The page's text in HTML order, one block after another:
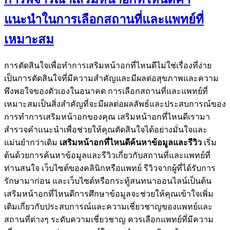
แนะนำในการเลือกสถานที่และแพทย์ที่
เหมาะสม
การตัดสินใจเพื่อทำการเสริมหน้าอกที่ไหนดีไม่ใช่เรื่องที่ง่าย
เป็นการตัดสินใจที่มีความสำคัญและมีผลต่อสุขภาพและความ
พึงพอใจของตัวเองในอนาคต การเลือกสถานที่และแพทย์ที่
เหมาะสมเป็นสิ่งสำคัญที่จะมีผลต่อผลลัพธ์และประสบการณ์ของ
การทำการเสริมหน้าอกของคุณ เสริมหน้าอกที่ไหนดีเรามา
สำรวจคำแนะนำเพื่อช่วยให้คุณตัดสินใจได้อย่างมั่นใจและ
แม่นยำกว่าเดิม เสริมหน้าอกที่ไหนดีค้นหาข้อมูลและรีวิว เริ่ม
ต้นด้วยการค้นหาข้อมูลและรีวิวเกี่ยวกับสถานที่และแพทย์ที่
ท่านสนใจ เว็บไซต์ของคลินิกหรือแพทย์ รีวิวจากผู้ที่ได้รับการ
รักษามาก่อน และเว็บไซต์หรือกระทู้สนทนาออนไลน์เป็นต้น
เสริมหน้าอกที่ไหนดีการศึกษาข้อมูลจะช่วยให้คุณเข้าใจเพิ่ม
เติมเกี่ยวกับประสบการณ์และความเชี่ยวชาญของแพทย์และ
สถานที่ต่างๆ ระดับความเชี่ยวชาญ ควรเลือกแพทย์ที่มีความ